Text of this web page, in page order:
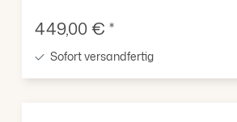
Verkaufspreis:
449,00 € *
Sofort versandfertig